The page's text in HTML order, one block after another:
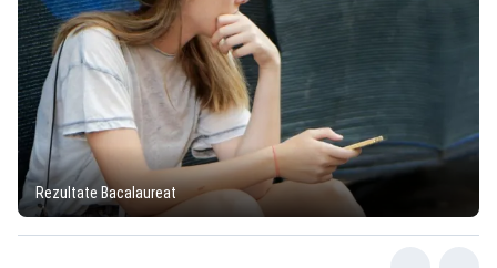
Rezultate Bacalaureat